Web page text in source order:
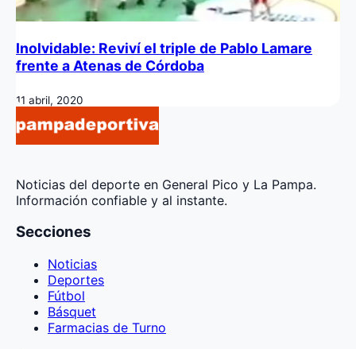
Inolvidable: Reviví el triple de Pablo Lamare
frente a Atenas de Córdoba
11 abril, 2020
Noticias del deporte en General Pico y La Pampa.
Información confiable y al instante.
Secciones
Noticias
Deportes
Fútbol
Básquet
Farmacias de Turno